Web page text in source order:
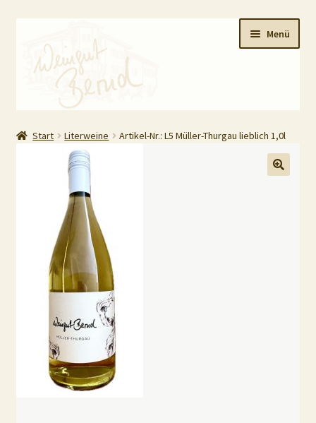
Navigation
springen
Inhalt
springen
Menü
HOME
AGB / Impressum
Datenschutz
Barrierefreiheit
Start Literweine Artikel-Nr.: L5 Müller-Thurgau lieblich 1,0l